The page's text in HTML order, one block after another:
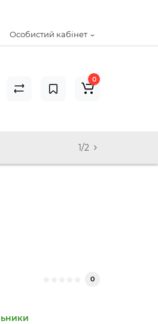
Особистий кабінет
0
1/2
0